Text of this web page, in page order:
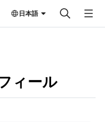
日本語
ィール